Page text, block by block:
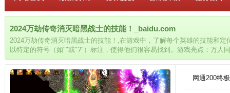
2024万劫传奇消灭暗黑战士的技能！_baidu.com
2024万劫传奇消灭暗黑战士的技能！,在游戏中，了解每个英雄的技能和
以特定的符号（如""或"?"）标注，使得他们很容易找到。游戏亮点：万人
组队玩法更多。
网通200终